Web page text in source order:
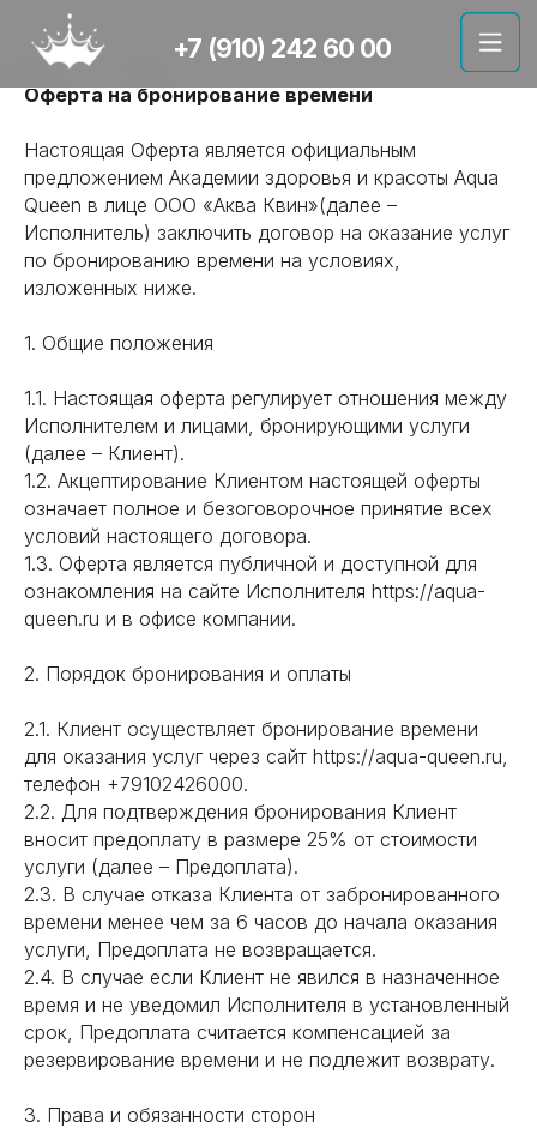
+7 (910) 242 60 00
Оферта на бронирование времени
Настоящая Оферта является официальным
предложением Академии здоровья и красоты Aqua
Queen в лице ООО «Аква Квин»(далее –
Исполнитель) заключить договор на оказание услуг
по бронированию времени на условиях,
изложенных ниже.
1. Общие положения
1.1. Настоящая оферта регулирует отношения между
Исполнителем и лицами, бронирующими услуги
(далее – Клиент).
1.2. Акцептирование Клиентом настоящей оферты
означает полное и безоговорочное принятие всех
условий настоящего договора.
1.3. Оферта является публичной и доступной для
ознакомления на сайте Исполнителя https://aqua-
queen.ru и в офисе компании.
2. Порядок бронирования и оплаты
2.1. Клиент осуществляет бронирование времени
для оказания услуг через сайт https://aqua-queen.ru,
телефон +79102426000.
2.2. Для подтверждения бронирования Клиент
вносит предоплату в размере 25% от стоимости
услуги (далее – Предоплата).
2.3. В случае отказа Клиента от забронированного
времени менее чем за 6 часов до начала оказания
услуги, Предоплата не возвращается.
2.4. В случае если Клиент не явился в назначенное
время и не уведомил Исполнителя в установленный
срок, Предоплата считается компенсацией за
резервирование времени и не подлежит возврату.
3. Права и обязанности сторон